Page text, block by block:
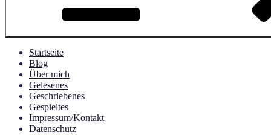
Startseite
Blog
Über mich
Gelesenes
Geschriebenes
Gespieltes
Impressum/Kontakt
Datenschutz